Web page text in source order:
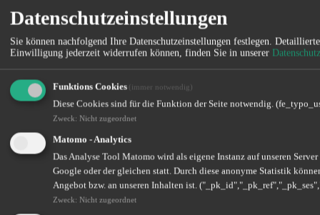
Existenzschutz für Handwerker – clever über den
Betrieb abgesichert
Sichern Sie sich und Ihre Mitarbeitenden frühzeitig ab!
Weiterlesen
Fahranfänger? Sicher unterwegs, ohne hohe Kosten
Nutzen Sie clevere Wege, um als Fahranfänger Kosten gering zu
Datenschutzeinstellungen
Sie können nachfolgend Ihre Datenschutzeinstellungen festlegen.
Einwilligung jederzeit widerrufen können, finden Sie in unserer
Funktions Cookies (immer notwendig)
Diese Cookies sind für die Funktion der Seite notwendig.
Zweck: Nicht zugeordnet
Matomo - Analytics
Das Analyse Tool Matomo wird als eigene Instanz auf unseren
Google oder der gleichen statt. Durch diese anonyme Statistik
Angebot bzw. an unseren Inhalten ist.
Zweck: Nicht zugeordnet